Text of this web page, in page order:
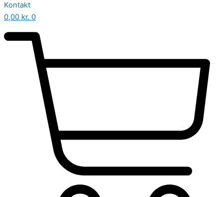
Kontakt
0,00 kr. 0